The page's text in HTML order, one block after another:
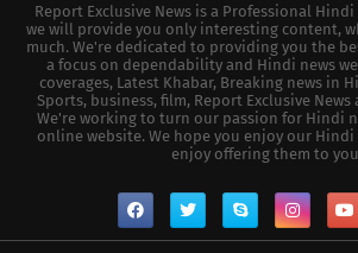
Report Exclusive News is a Professional
we will provide you only interesting content,
much. We're dedicated to providing you the
a focus on dependability and Hindi news
coverages, Latest Khabar, Breaking news in
Sports, business, film, Report Exclusive
We're working to turn our passion for Hindi
online website. We hope you enjoy our Hindi
enjoy offering them to